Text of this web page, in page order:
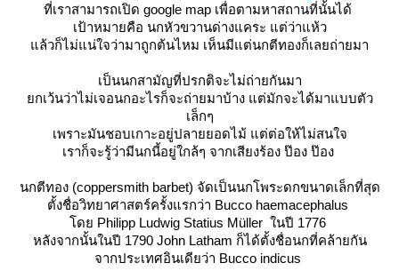
ที่เราสามารถเปิด google map เพื่อตามหาสถานที่นั้นได้
เป้าหมายคือ นกหัวขวานด่างแคระ ต่ว่าแห้ว
ล้วก็ไม่แน่ใจว่ามาถูกต้นไหม เห็นมีแต่นกตีทองก็เลยถ่ายมา
เป็นนกสามัญที่ปรกติจะไม่ถ่ายกันมา
กเว้นว่าไม่เจอนกอะไรก็จะถ่ายมาบ้าง แต่มักจะได้มาแบบตัว
เล็กๆ
เพราะมันชอบเกาะอยู่ปลายยอดไม้ แต่ต่อให้ไม่สนใจ
เราก็จะรู้ว่ามีนกนี้อยู่ใกล้ๆ จากเสียงร้อง ป๊อง ป๊อง
นกตีทอง(coppersmith barbet) จัดเป็นนกโพระดกขนาดเล็กที่สุด
ตั้งชื่อวิทยาศาสตร์ครั้งแรกว่า Bucco haemacephalus
ด Philipp Ludwig Statius Müller นปี 1776
หลังจากนั้นในปี 1790 John Latham ก็ได้ตั้งชื่อนกที่คล้ายกัน
จากประเทศอินเดียว่า Bucco indicus